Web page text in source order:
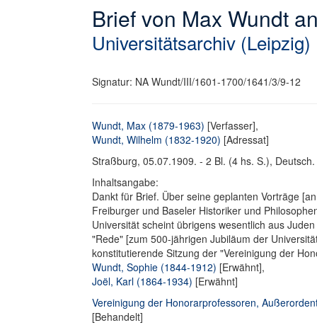
Brief von Max Wundt
Universitätsarchiv (Leipzig)
Signatur: NA Wundt/III/1601-1700/1641/3/9-12
Wundt, Max (1879-1963) [Verfasser],
Wundt, Wilhelm (1832-1920) [Adressat]
Straßburg, 05.07.1909. - 2 Bl. (4 hs. S.),
Inhaltsangabe:
Dankt für Brief. Über seine geplanten Vorträge
Freiburger und Baseler Historiker und
Universität scheint übrigens wesentlich aus
"Rede" [zum 500-jährigen Jubiläum der
konstitutierende Sitzung der "Vereinigung der
Wundt, Sophie (1844-1912) [Erwähnt],
Joël, Karl (1864-1934) [Erwähnt]
Vereinigung der Honorarprofessoren,
[Behandelt]